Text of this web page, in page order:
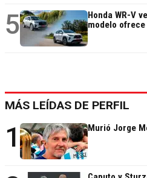
5
Honda WR-V
modelo
MÁS LEÍDAS DE PERFIL
1 Murió Jorge